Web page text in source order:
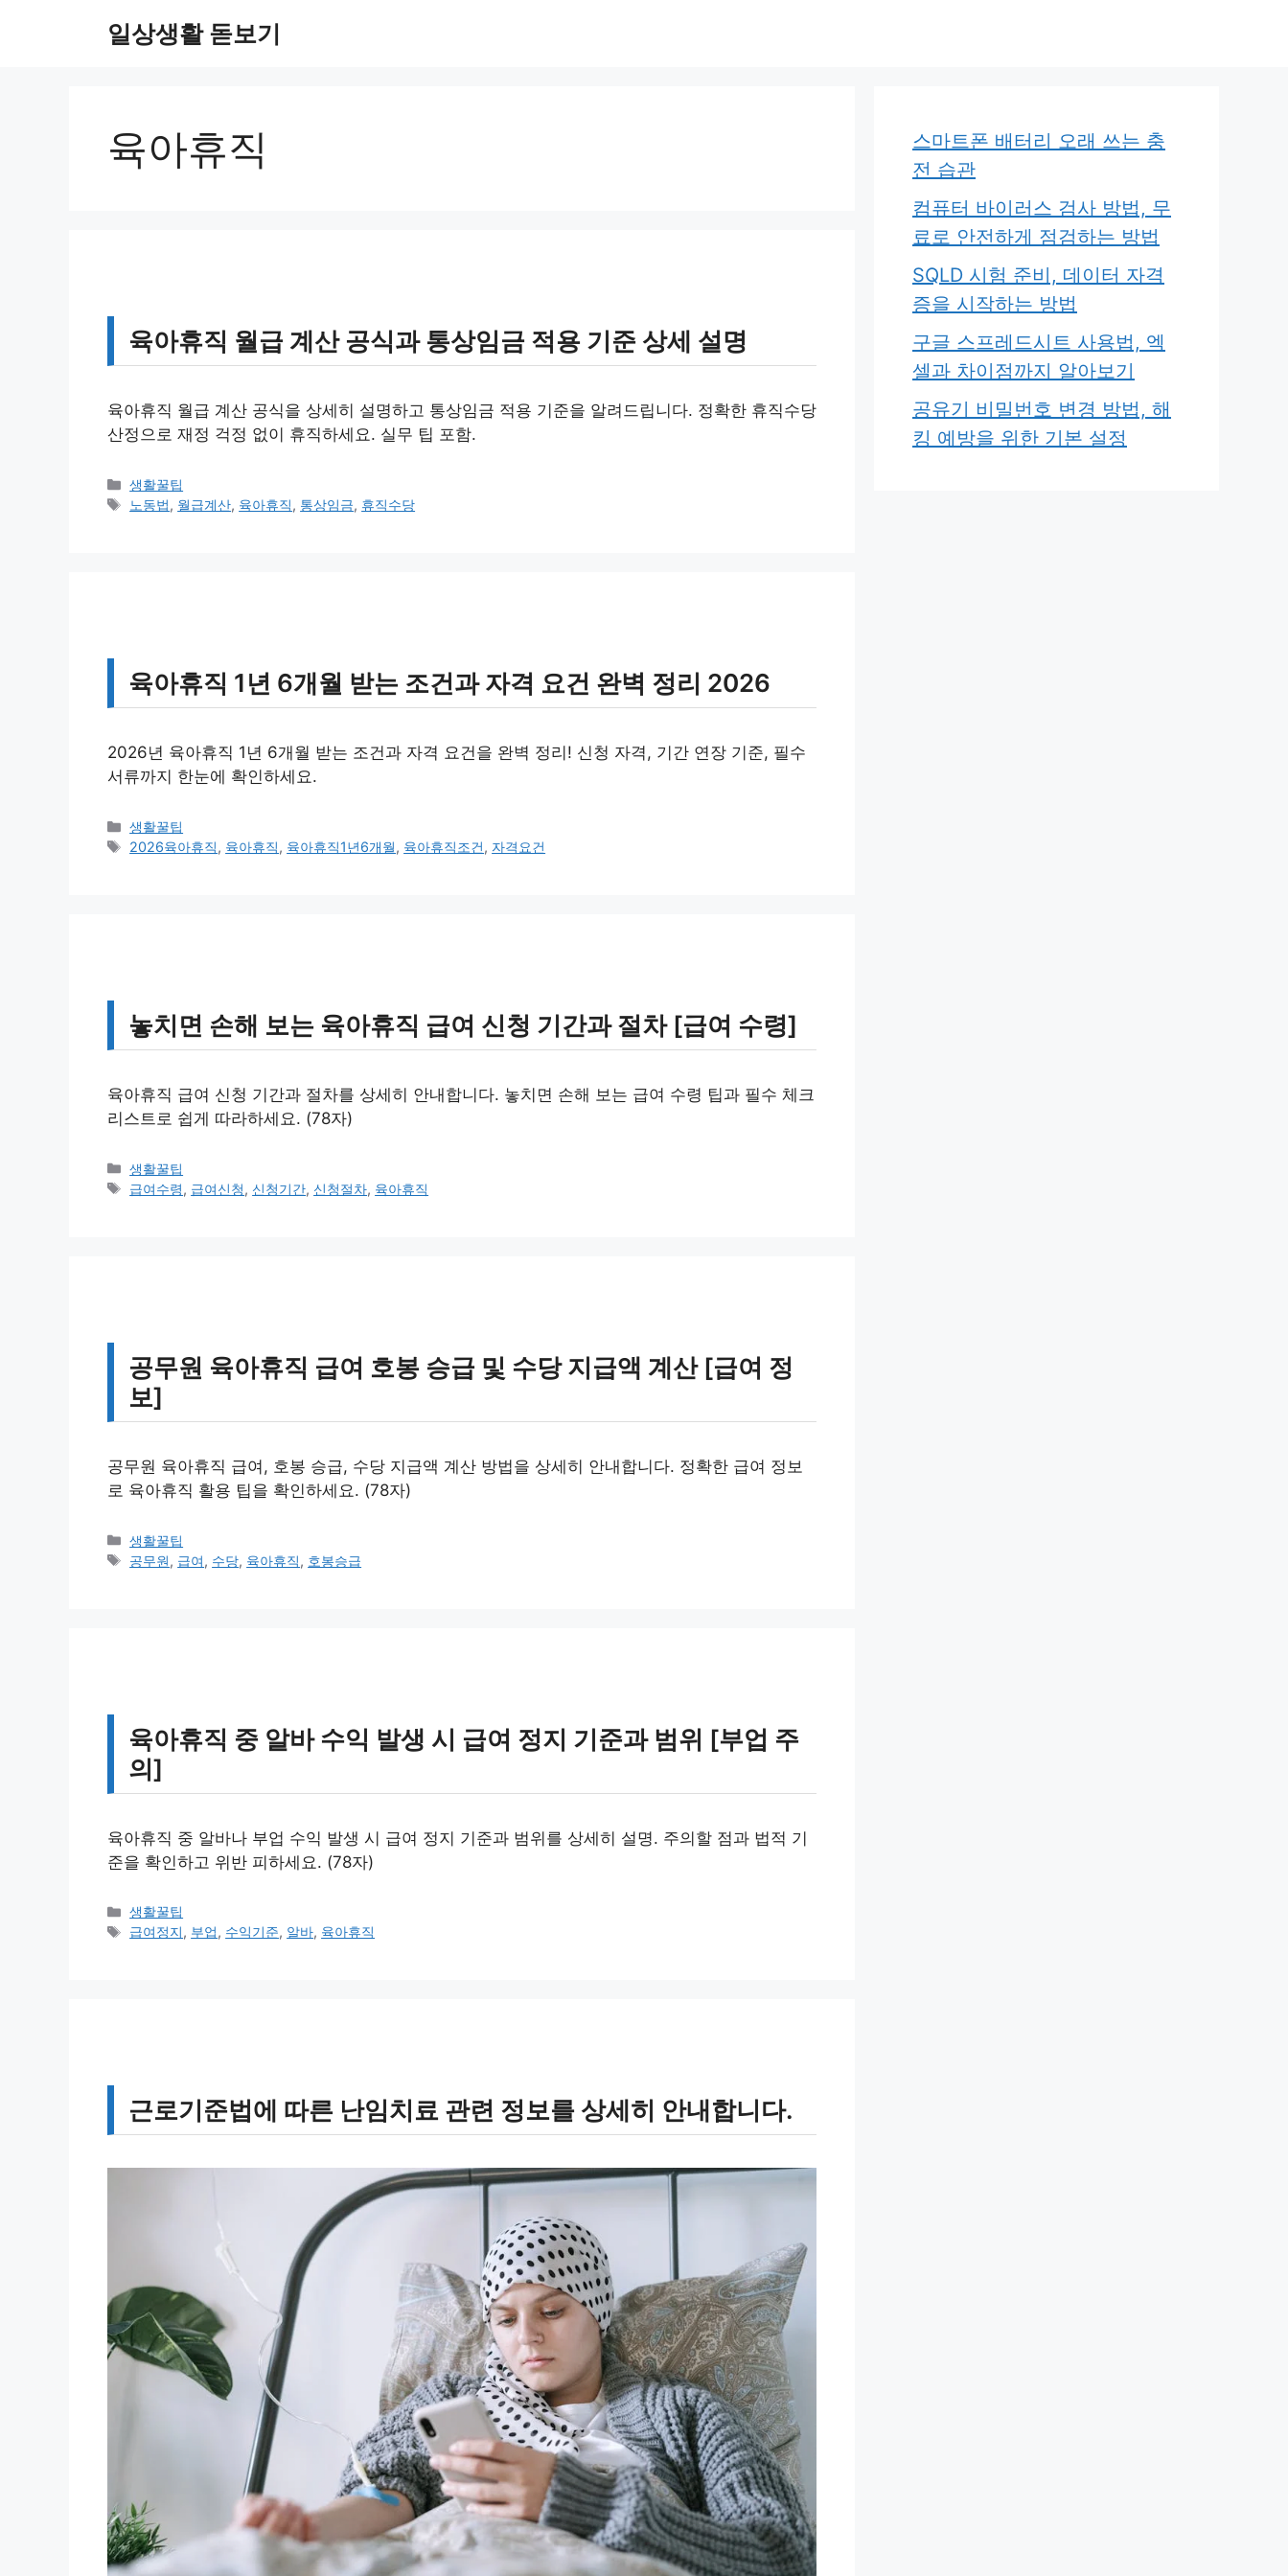
일상생활 돋보기
육아휴직
육아휴직 월급 계산 공식과 통상임금 적용 기준 상세 설명
육아휴직 월급 계산 공식을 상세히 설명하고 통상임금 적용 기준을 알려드립니다. 정확한 휴직수당
산정으로 재정 걱정 없이 휴직하세요. 실무 팁 포함.
카
테
생활꿀팁
태
노동법, 월급계산, 육아휴직, 통상임금, 휴직수당
육아휴직 1년 6개월 받는 조건과 자격 요건 완벽 정리 2026
2026년 육아휴직 1년 6개월 받는 조건과 자격 요건을 완벽 정리! 신청 자격, 기간 연장 기준, 필수
서류까지 한눈에 확인하세요.
카
테
생활꿀팁
태
2026육아휴직, 육아휴직, 육아휴직1년6개월, 육아휴직조건, 자격요건
놓치면 손해 보는 육아휴직 급여 신청 기간과 절차 [급여 수령]
육아휴직 급여 신청 기간과 절차를 상세히 안내합니다. 놓치면 손해 보는 급여 수령 팁과 필수 체크
리스트로 쉽게 따라하세요. (78자)
카
테
생활꿀팁
태
급여수령, 급여신청, 신청기간, 신청절차, 육아휴직
공무원 육아휴직 급여 호봉 승급 및 수당 지급액 계산 [급여 정
보]
공무원 육아휴직 급여, 호봉 승급, 수당 지급액 계산 방법을 상세히 안내합니다. 정확한 급여 정보
로 육아휴직 활용 팁을 확인하세요. (78자)
카
테
생활꿀팁
태
공무원, 급여, 수당, 육아휴직, 호봉승급
육아휴직 중 알바 수익 발생 시 급여 정지 기준과 범위 [부업 주
의]
육아휴직 중 알바나 부업 수익 발생 시 급여 정지 기준과 범위를 상세히 설명. 주의할 점과 법적 기
준을 확인하고 위반 피하세요. (78자)
카
테
생활꿀팁
태
급여정지, 부업, 수익기준, 알바, 육아휴직
근로기준법에 따른 난임치료 관련 정보를 상세히 안내합니다.
스마트폰 배터리 오래 쓰는 충
전 습관
컴퓨터 바이러스 검사 방법, 무
료로 안전하게 점검하는 방법
SQLD 시험 준비, 데이터 자격
증을 시작하는 방법
구글 스프레드시트 사용법, 엑
셀과 차이점까지 알아보기
공유기 비밀번호 변경 방법, 해
킹 예방을 위한 기본 설정